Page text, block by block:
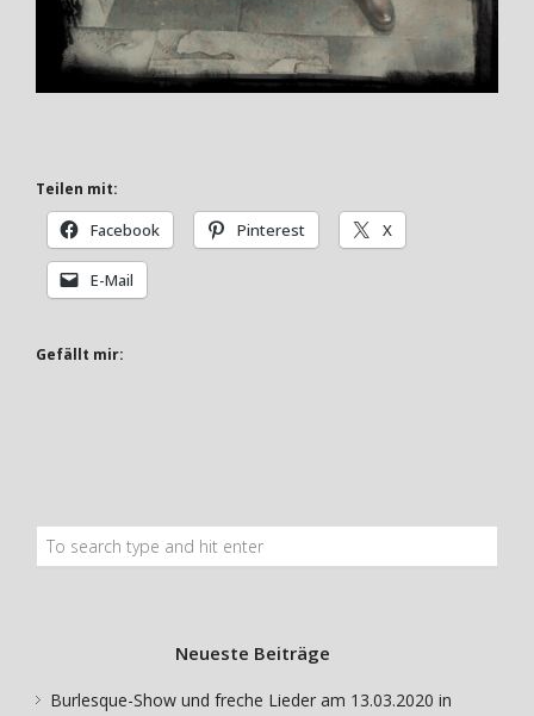
Teilen mit:
Facebook Pinterest X
E-Mail
Gefällt mir:
Neueste Beiträge
Burlesque-Show und freche Lieder am 13.03.2020 in